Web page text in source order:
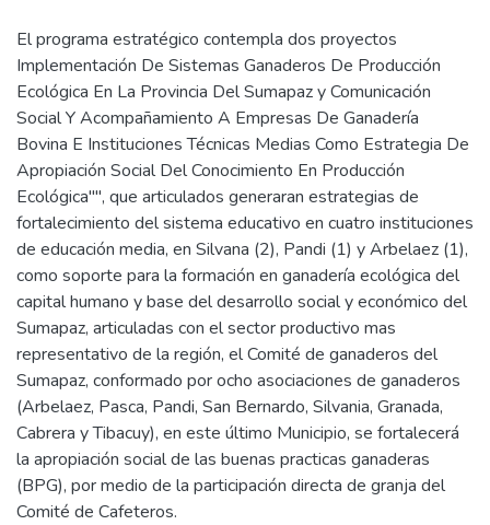
El programa estratégico contempla dos proyectos
Implementación De Sistemas Ganaderos De Producción
Ecológica En La Provincia Del Sumapaz y Comunicación
Social Y Acompañamiento A Empresas De Ganadería
Bovina E Instituciones Técnicas Medias Como Estrategia De
Apropiación Social Del Conocimiento En Producción
Ecológica"", que articulados generaran estrategias de
fortalecimiento del sistema educativo en cuatro instituciones
de educación media, en Silvana (2), Pandi (1) y Arbelaez (1),
como soporte para la formación en ganadería ecológica del
capital humano y base del desarrollo social y económico del
Sumapaz, articuladas con el sector productivo mas
representativo de la región, el Comité de ganaderos del
Sumapaz, conformado por ocho asociaciones de ganaderos
(Arbelaez, Pasca, Pandi, San Bernardo, Silvania, Granada,
Cabrera y Tibacuy), en este último Municipio, se fortalecerá
la apropiación social de las buenas practicas ganaderas
(BPG), por medio de la participación directa de granja del
Comité de Cafeteros.